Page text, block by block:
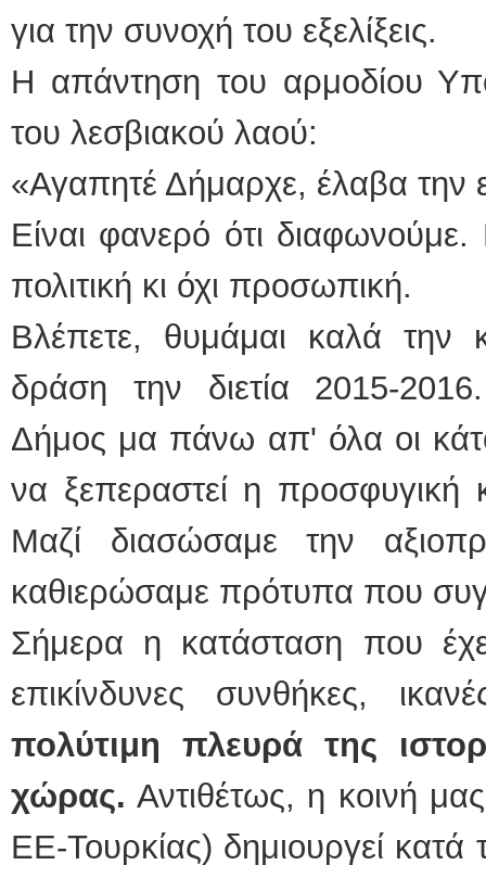
για την συνοχή του εξελίξεις.
Η απάντηση του αρμοδίου
του λεσβιακού λαού:
«Αγαπητέ Δήμαρχε, έλαβα την
Είναι φανερό ότι
πολιτική κι όχι προσωπική.
Βλέπετε, θυμάμαι καλά την
δράση την διετία 2015-
Δήμος μα πάνω απ' όλα οι
να ξεπεραστεί η προσφυγική
Μαζί διασώσαμε την
καθιερώσαμε πρότυπα που
Σήμερα η κατάσταση που
επικίνδυνες συνθήκες,
πολύτιμη πλευρά της
χώρας. Αντιθέτως, η κοινή
ΕΕ-Τουρκίας) δημιουργεί